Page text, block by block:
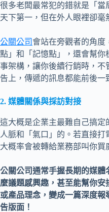
很多老闆最常犯的錯就是「當
天下第一，但在外人眼裡卻毫
公關公司 會站在旁觀者的角度
點」和「記憶點」，還會幫你
事架構，讓你後續行銷時，不
告上，傳遞的訊息都能前後一
2. 媒體關係與採訪對接
這大概是企業主最難自己搞定
人脈和「氣口」的。若直接打
大概率會被轉給業務部叫你買
公關公司通常手握長期的媒體
麼議題感興趣，甚至能幫你
或產品理念，變成一篇深度
告版面！